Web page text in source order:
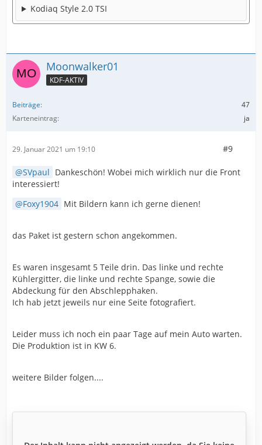
Kodiaq Style 2.0 TSI
Moonwalker01
KDF-AKTIV
Beiträge
47
Karteneintrag
ja
29. Januar 2021 um 19:10 #9
SVpaul Dankeschön! Wobei mich wirklich nur die Front
interessiert!
Foxy1904 Mit Bildern kann ich gerne dienen!
das Paket ist gestern schon angekommen.
Es waren insgesamt 5 Teile drin. Das linke und rechte
Kühlergitter, die linke und rechte Spange, sowie die
Abdeckung für den Abschlepphaken.
Ich hab jetzt jeweils nur eine Seite fotografiert.
Leider muss ich noch ein paar Tage auf mein Auto warten.
Die Produktion ist in KW 6.
weitere Bilder folgen....